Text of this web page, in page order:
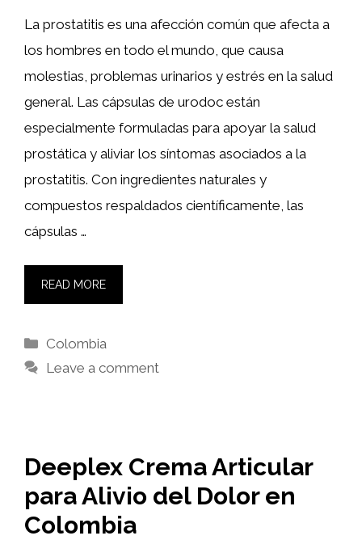
La prostatitis es una afección común que afecta a
los hombres en todo el mundo, que causa
molestias, problemas urinarios y estrés en la salud
general. Las cápsulas de urodoc están
especialmente formuladas para apoyar la salud
prostática y aliviar los síntomas asociados a la
prostatitis. Con ingredientes naturales y
compuestos respaldados científicamente, las
cápsulas …
READ MORE
Categories
Colombia
Leave a comment
Deeplex Crema Articular
para Alivio del Dolor en
Colombia